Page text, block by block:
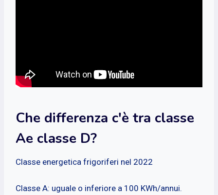
Che differenza c'è tra classe
Ae classe D?
Classe energetica frigoriferi nel 2022
Classe A: uguale o inferiore a 100 KWh/annui.